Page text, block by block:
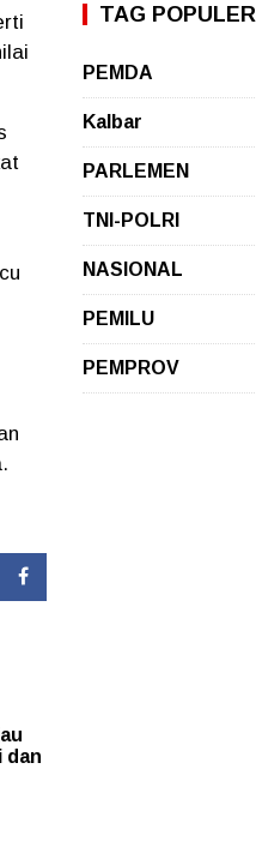
dan
TAG POPULER
PEMDA
Kalbar
PARLEMEN
TNI-POLRI
NASIONAL
PEMILU
PEMPROV